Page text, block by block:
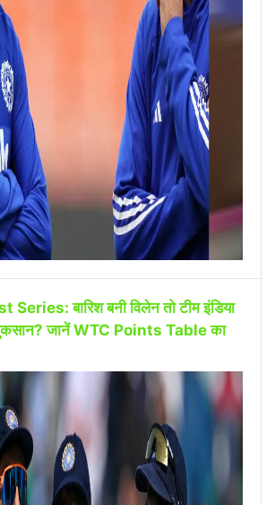
बारिश बनी विलेन तो टीम इंडिया
नुकसान? जानें WTC Points Table का